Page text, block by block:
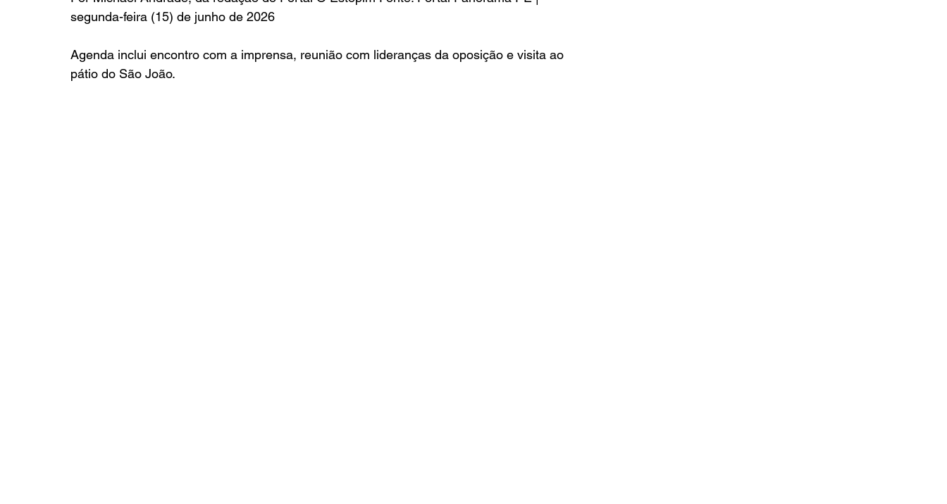
segunda-feira (15) de junho de 2026
Agenda inclui encontro com a imprensa, reunião com lideranças da oposição e visita ao
pátio do São João.